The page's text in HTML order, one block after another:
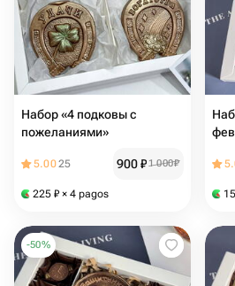
Набор «4 подковы с
пожеланиями»
5.0025 900₽1 000₽
225 ₽ × 4 pagos
-50%